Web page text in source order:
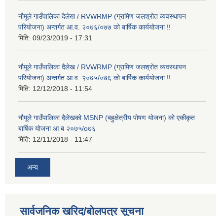
नौमूले गाउँपालिका दैलेख / RVWRMP (ग्रामिण जलश्रोत व्यवस्थापन
परियोजना) अन्तर्गत आ.व. २०७६/०७७ को बार्षिक कार्ययोजना !!
मिति: 09/23/2019 - 17:31
नौमूले गाउँपालिका दैलेख / RVWRMP (ग्रामिण जलश्रोत व्यवस्थापन
परियोजना) अन्तर्गत आ.व. २०७५/०७६ को बार्षिक कार्ययोजना !!
मिति: 12/12/2018 - 11:54
नौमूले गाउँपालिका दैलेखको MSNP (बहुक्षेत्रीय पोषण योजना) को एकीकृत
बार्षिक योजना आ ब २०७५/o७६
मिति: 12/11/2018 - 11:47
अन्य
सार्वजनिक खरिद/बोलपत्र सूचना